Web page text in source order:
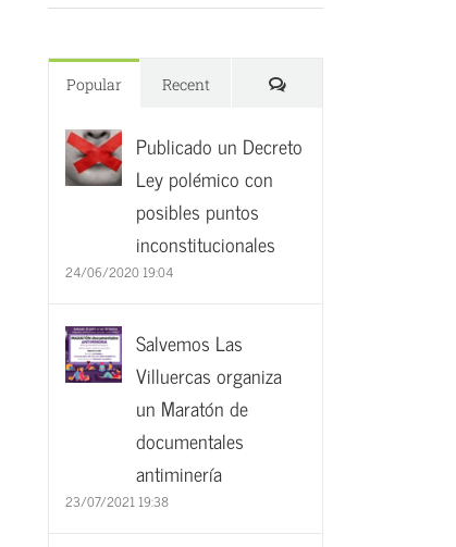
Popular Recent Comments
Publicado un Decreto
Ley polémico con
posibles puntos
inconstitucionales
24/06/2020 19:04
Salvemos Las
Villuercas organiza
un Maratón de
documentales
antiminería
23/07/2021 19:38